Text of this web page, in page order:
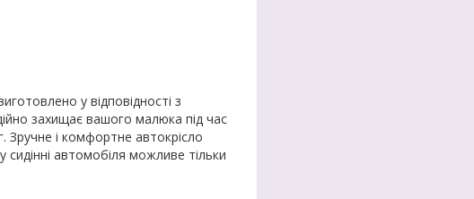
у відповідності з
захищає вашого малюка під час
і комфортне автокрісло
автомобіля можливе тільки